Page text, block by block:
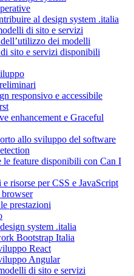
al design system .italia
di sito e servizi
dei modelli
sito e servizi disponibili
responsivo e accessibile
enhancement e Graceful
allo sviluppo del software
le feature disponibili con Can I
risorse per CSS e JavaScript
prestazioni
system .italia
Bootstrap Italia
React
Angular
di sito e servizi